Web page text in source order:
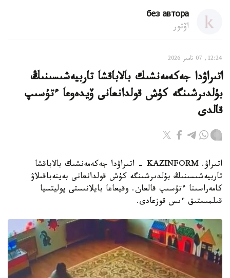
без автора
اۆتور
12:24, 07 تامىز 2026
اتىراۋدا جەكەمەنشىك بالاباقشا تاربيەشىسىنىڭ
بۇلدىرشىنگە كۇش قولدانعانى ۆيدەوعا ءتۇسىپ
قالدى
اتىراۋ. KAZINFORM - اتىراۋدا جەكەمەنشىك بالاباقشا
تاربيەشىسىنىڭ بۇلدىرشىنگە كۇش قولدانعانى بەينەباقىلاۋ
كامەراسىنا ءتۇسىپ قالعان. وقيعاعا بايلانىستى پوليتسيا
قىلمىستىق ءىس قوزعادى.